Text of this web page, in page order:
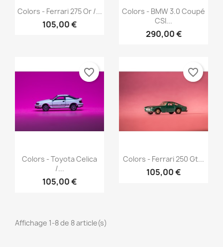
Aperçu rapide
Colors - Ferrari 275 Or /...
105,00 €
Aperçu rapide
Colors - BMW 3.0 Coupé
CSI...
290,00 €
Aperçu rapide
Colors - Toyota Celica
/...
105,00 €
favorite_border
Aperçu rapide
Colors - Ferrari 250 Gt...
105,00 €
favorite_border
Affichage 1-8 de 8 article(s)